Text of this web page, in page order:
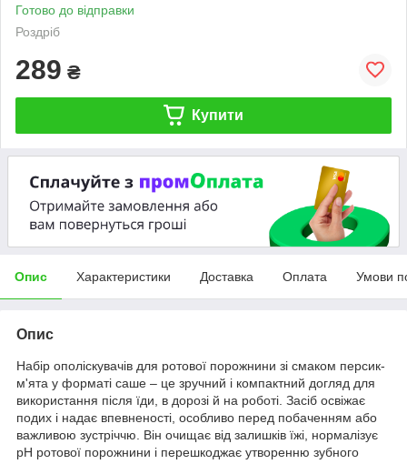
Готово до відправки
Роздріб
289 ₴
Купити
Опис Характеристики Доставка Оплата Умови
Опис
Набір ополіскувачів для ротової порожнини зі смаком персик-
м'ята у форматі саше – це зручний і компактний догляд для
використання після їди, в дорозі й на роботі. Засіб освіжає
подих і надає впевненості, особливо перед побаченням або
важливою зустріччю. Він очищає від залишків їжі, нормалізує
pH ротової порожнини і перешкоджає утворенню зубного